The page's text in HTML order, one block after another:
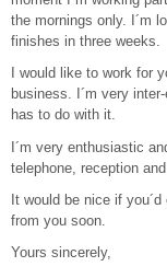
the mornings only. I´m
finishes in three weeks.
I would like to work for
business. I´m very
has to do with it.
I´m very enthusiastic
telephone, reception
It would be nice if
from you soon.
Yours sincerely,